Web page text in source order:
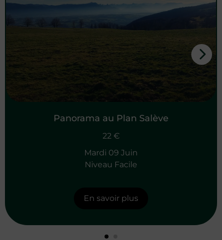
Panorama au Plan Salève
22 €
Mardi 09 Juin
Niveau Facile
En savoir plus